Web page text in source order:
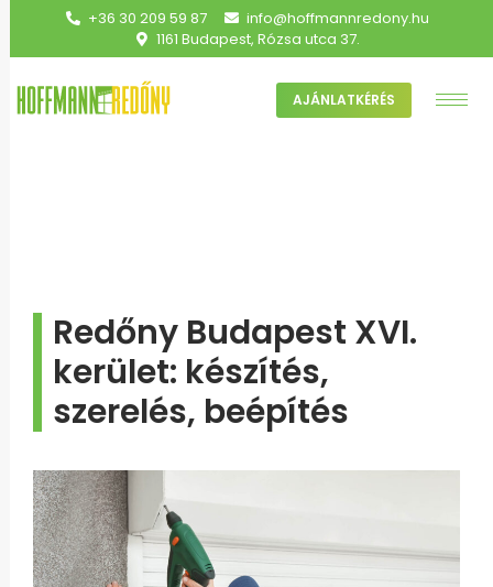
+36 30 209 59 87
info@hoffmannredony.hu
1161 Budapest, Rózsa utca 37.
AJÁNLATKÉRÉS
Redőny Budapest XVI.
kerület: készítés,
szerelés, beépítés